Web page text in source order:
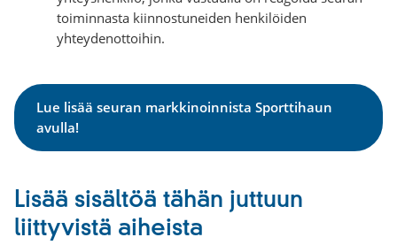
toiminnasta kiinnostuneiden henkilöiden
yhteydenottoihin.
Lue lisää seuran markkinoinnista Sporttihaun
avulla!
Lisää sisältöä tähän juttuun
liittyvistä aiheista